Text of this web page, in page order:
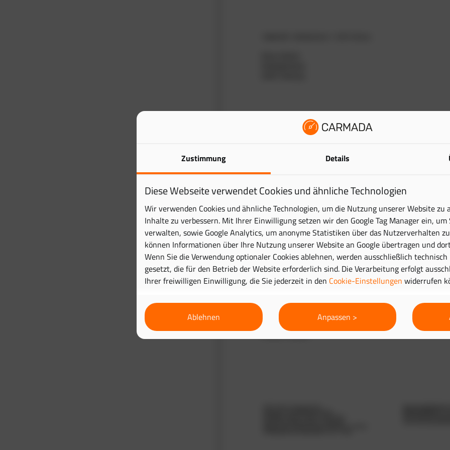
Zustimmung Details
Diese Webseite verwendet Cookies und ähnliche Technologien
Wir verwenden Cookies und ähnliche Technologien, um die Nutzung unserer Website zu
Inhalte zu verbessern. Mit Ihrer Einwilligung setzen wir den Google Tag Manager ein,
verwalten, sowie Google Analytics, um anonyme Statistiken über das Nutzerverhalten
können Informationen über Ihre Nutzung unserer Website an Google übertragen und
Wenn Sie die Verwendung optionaler Cookies ablehnen, werden ausschließlich
gesetzt, die für den Betrieb der Website erforderlich sind. Die Verarbeitung erfolgt
Ihrer freiwilligen Einwilligung, die Sie jederzeit in den Cookie-Einstellungen widerrufen
Ablehnen Anpassen >